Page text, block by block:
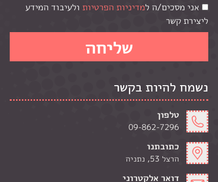
אני מסכים/ה למדיניות הפרטיות ולעיבוד המידע
ליצירת קשר
נשמח להיות בקשר
טלפון
09-862-7296
כתובתנו
הרצל 53, נתניה
דואר אלקטרוני